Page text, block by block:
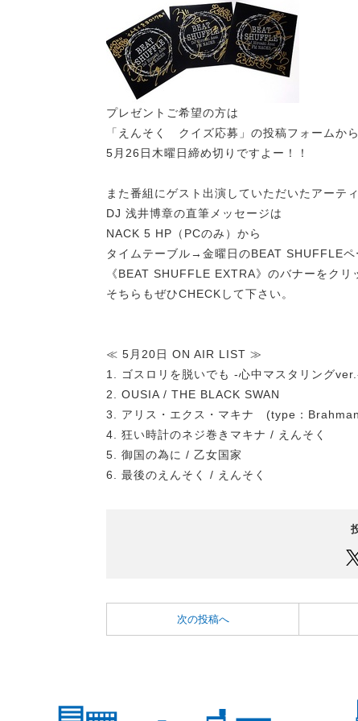
プレゼントご希望の方は
「えんそく クイズ応募」の投稿フォームか
5月26日木曜日締め切りですよー！！
また番組にゲスト出演していただいたアーテ
DJ 浅井博章の直筆メッセージは
NACK 5 HP（PCのみ）から
タイムテーブル→金曜日のBEAT SHUFFLEペ
《BEAT SHUFFLE EXTRA》のバナーをクリ
そちらもぜひCHECKして下さい。
≪ 5月20日 ON AIR LIST ≫
1. ゴスロリを脱いでも -心中マスタリング
2. OUSIA / THE BLACK SWAN
3. アリス・エクス・マキナ (type：
4. 狂い時計のネジ巻きマキナ / えんそく
5. 御国の為に / 乙女国家
6. 最後のえんそく / えんそく
次の投稿へ